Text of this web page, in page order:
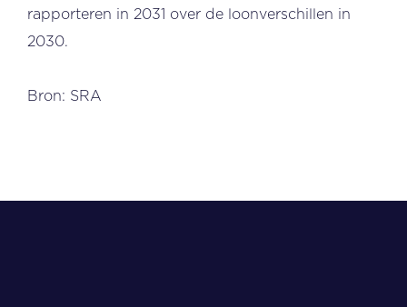
rapporteren in 2031 over de loonverschillen in
2030.
Bron: SRA